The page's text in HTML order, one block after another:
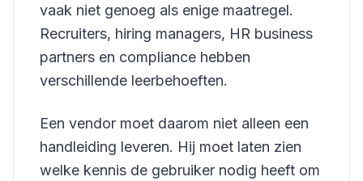
vaak niet genoeg als enige maatregel.
Recruiters, hiring managers, HR business
partners en compliance hebben
verschillende leerbehoeften.
Een vendor moet daarom niet alleen een
handleiding leveren. Hij moet laten zien
welke kennis de gebruiker nodig heeft om